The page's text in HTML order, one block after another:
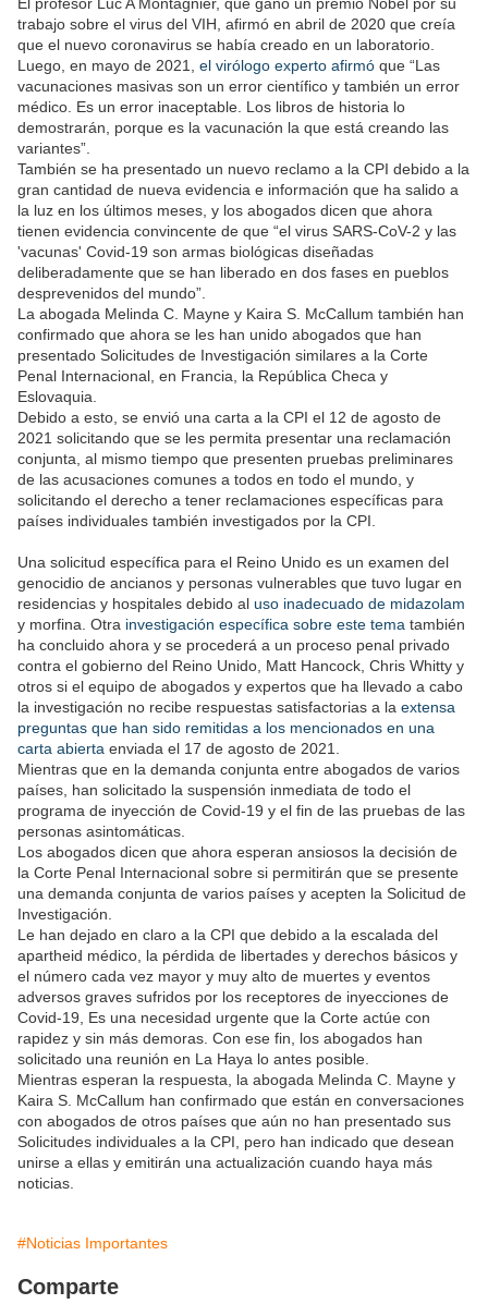
trabajo sobre el virus del VIH, afirmó en abril de 2020 que creía
que el nuevo coronavirus se había creado en un laboratorio.
Luego, en mayo de 2021, el virólogo experto afirmó que “Las
vacunaciones masivas son un error científico y también un error
médico. Es un error inaceptable. Los libros de historia lo
demostrarán, porque es la vacunación la que está creando las
variantes”.
También se ha presentado un nuevo reclamo a la CPI debido a la
gran cantidad de nueva evidencia e información que ha salido a
la luz en los últimos meses, y los abogados dicen que ahora
tienen evidencia convincente de que “el virus SARS-CoV-2 y las
'vacunas' Covid-19 son armas biológicas diseñadas
deliberadamente que se han liberado en dos fases en pueblos
desprevenidos del mundo”.
La abogada Melinda C. Mayne y Kaira S. McCallum también han
confirmado que ahora se les han unido abogados que han
presentado Solicitudes de Investigación similares a la Corte
Penal Internacional, en Francia, la República Checa y
Eslovaquia.
Debido a esto, se envió una carta a la CPI el 12 de agosto de
2021 solicitando que se les permita presentar una reclamación
conjunta, al mismo tiempo que presenten pruebas preliminares
de las acusaciones comunes a todos en todo el mundo, y
solicitando el derecho a tener reclamaciones específicas para
países individuales también investigados por la CPI.
Una solicitud específica para el Reino Unido es un examen del
genocidio de ancianos y personas vulnerables que tuvo lugar en
residencias y hospitales debido al uso inadecuado de midazolam
y morfina. Otra investigación específica sobre este tema también
ha concluido ahora y se procederá a un proceso penal privado
contra el gobierno del Reino Unido, Matt Hancock, Chris Whitty y
otros si el equipo de abogados y expertos que ha llevado a cabo
la investigación no recibe respuestas satisfactorias a la extensa
preguntas que han sido remitidas a los mencionados en una
carta abierta enviada el 17 de agosto de 2021.
Mientras que en la demanda conjunta entre abogados de varios
países, han solicitado la suspensión inmediata de todo el
programa de inyección de Covid-19 y el fin de las pruebas de las
personas asintomáticas.
Los abogados dicen que ahora esperan ansiosos la decisión de
la Corte Penal Internacional sobre si permitirán que se presente
una demanda conjunta de varios países y acepten la Solicitud de
Investigación.
Le han dejado en claro a la CPI que debido a la escalada del
apartheid médico, la pérdida de libertades y derechos básicos y
el número cada vez mayor y muy alto de muertes y eventos
adversos graves sufridos por los receptores de inyecciones de
Covid-19, Es una necesidad urgente que la Corte actúe con
rapidez y sin más demoras. Con ese fin, los abogados han
solicitado una reunión en La Haya lo antes posible.
Mientras esperan la respuesta, la abogada Melinda C. Mayne y
Kaira S. McCallum han confirmado que están en conversaciones
con abogados de otros países que aún no han presentado sus
Solicitudes individuales a la CPI, pero han indicado que desean
unirse a ellas y emitirán una actualización cuando haya más
noticias.
#Noticias Importantes
Comparte